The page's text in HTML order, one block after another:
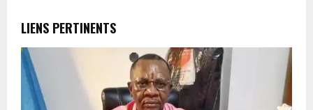
LIENS PERTINENTS